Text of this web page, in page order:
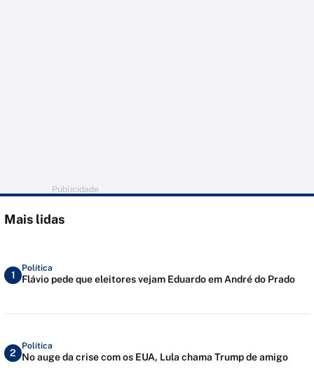
Publicidade
Mais lidas
1
Política
Flávio pede que eleitores vejam Eduardo em André do Prado
2
Política
No auge da crise com os EUA, Lula chama Trump de amigo